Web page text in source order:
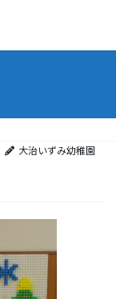
大治いずみ幼稚園